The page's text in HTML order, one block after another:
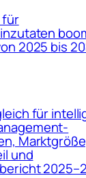
für
2025 bis
für
und